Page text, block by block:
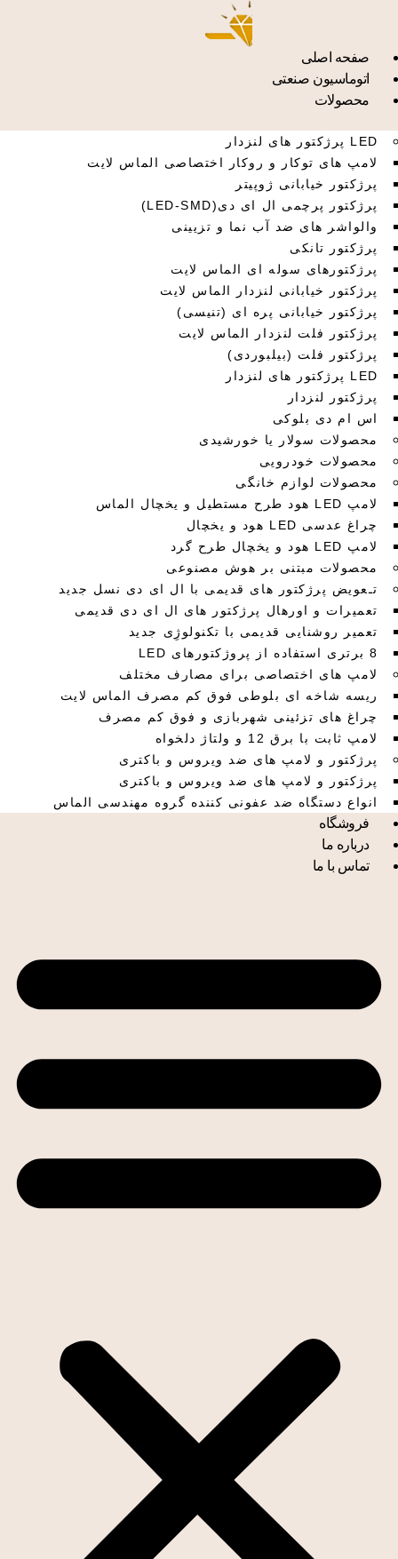
صفحه اصلی
اتوماسیون صنعتی
محصولات
LED پرژکتور های لنزدار
لامپ های توکار و روکار اختصاصی الماس لایت
پرژکتور خیابانی ژوپیتر
پرژکتور پرچمی ال ای دی(LED-SMD)
والواشر های ضد آب نما و تزیینی
پرژکتور تانکی
پرژکتورهای سوله ای الماس لایت
پرژکتور خیابانی لنزدار الماس لایت
پرژکتور خیابانی پره ای (تنیسی)
پرژکتور فلت لنزدار الماس لایت
پرژکتور فلت (بیلبوردی)
LED پرژکتور های لنزدار
پرژکتور لنزدار
اس ام دی بلوکی
محصولات سولار یا خورشیدی
محصولات خودرویی
محصولات لوازم خانگی
لامپ LED هود طرح مستطیل و یخچال الماس
چراغ عدسی LED هود و یخچال
لامپ LED هود و یخچال طرح گرد
محصولات مبتنی بر هوش مصنوعی
تـعویض پرژکتور های قدیمی با ال ای دی نسل جدید
تعمیرات و اورهال پرژکتور های ال ای دی قدیمی
تعمیر روشنایی قدیمی با تکنولوژِی جدید
8 برتری استفاده از پروژکتورهای LED
لامپ های اختصاصی برای مصارف مختلف
ریسه شاخه ای بلوطی فوق کم مصرف الماس لایت
چراغ های تزئینی شهربازی و فوق کم مصرف
لامپ ثابت با برق 12 و ولتاژ دلخواه
پرژکتور و لامپ های ضد ویروس و باکتری
پرژکتور و لامپ های ضد ویروس و باکتری
انواع دستگاه ضد عفونی کننده گروه مهندسی الماس
فروشگاه
درباره ما
تماس با ما